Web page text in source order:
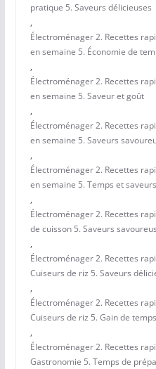
pratique 5. Saveurs délicieuses
,
Électroménager 2. Recettes
en semaine 5. Économie de
,
Électroménager 2. Recettes
en semaine 5. Saveur et goût
,
Électroménager 2. Recettes
en semaine 5. Saveurs
,
Électroménager 2. Recettes
en semaine 5. Temps et saveurs
,
Électroménager 2. Recettes
de cuisson 5. Saveurs
,
Électroménager 2. Recettes
Cuiseurs de riz 5. Saveurs
,
Électroménager 2. Recettes
Cuiseurs de riz 5. Gain de temps
,
Électroménager 2. Recettes
Gastronomie 5. Temps de